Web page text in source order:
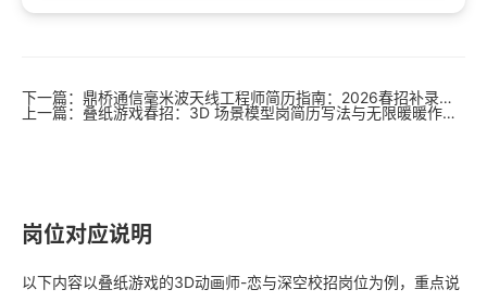
下一篇：鼎桥通信毫米波天线工程师简历指南：2026春招补录硕士必投成都岗
上一篇：叠纸游戏春招：3D 场景模型岗简历写法与无限暖暖作品集规范
岗位对应说明
以下内容以叠纸游戏的3D动画师-恋与深空校招岗位为例，重点说